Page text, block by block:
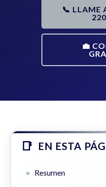
📞 LLAME
💼
EN ESTA
Resumen